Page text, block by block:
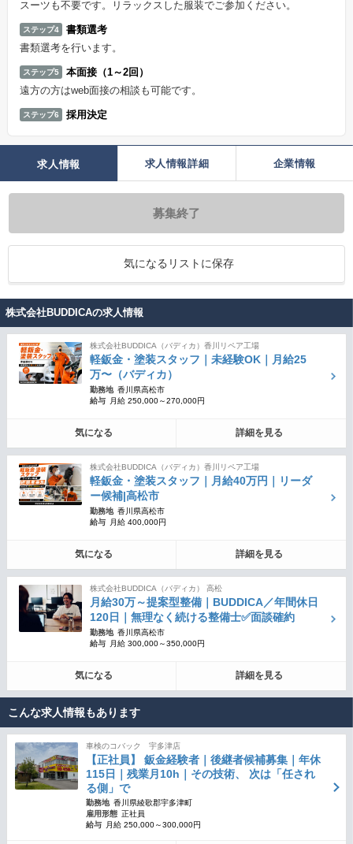
スーツも不要です。リラックスした服装でご参加ください。
ステップ4
書類選考
書類選考を行います。
ステップ5
本面接（1～2回）
遠方の方はweb面接の相談も可能です。
ステップ6 採用決定
求人情報 求人情報詳細 企業情報
募集終了
気になるリストに保存
株式会社BUDDICAの求人情報
株式会社BUDDICA（バディカ）香川リペア工場
軽鈑金・塗装スタッフ｜未経験OK｜月給25
万〜（バディカ）
勤務地 香川県高松市
給与
月給 250,000～270,000円
気になる 詳細を見る
株式会社BUDDICA（バディカ）香川リペア工場
軽鈑金・塗装スタッフ｜月給40万円｜リーダ
ー候補|高松市
勤務地 香川県高松市
給与
月給 400,000円
気になる 詳細を見る
株式会社BUDDICA（バディカ） 高松
月給30万～提案型整備｜BUDDICA／年間休日
120日｜無理なく続ける整備士✅面談確約
勤務地 香川県高松市
給与
月給 300,000～350,000円
気になる 詳細を見る
こんな求人情報もあります
車検のコバック 宇多津店
【正社員】 鈑金経験者｜後継者候補募集｜年休
115日｜残業月10h｜その技術、 次は「任され
る側」で
勤務地 香川県綾歌郡宇多津町
雇用形態 正社員
給与
月給 250,000～300,000円